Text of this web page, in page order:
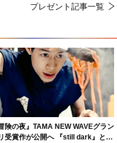
冒険の夜』TAMA NEW WAVEグラン
受賞作が公開へ 『still dark』と同
プレゼント記事一覧